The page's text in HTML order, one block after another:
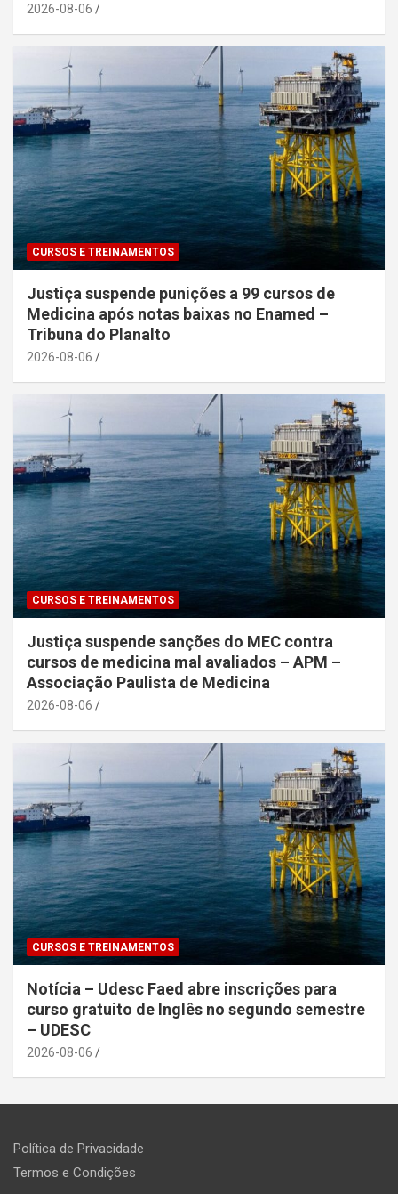
2026-08-06
CURSOS E TREINAMENTOS
Justiça suspende punições a 99 cursos de
Medicina após notas baixas no Enamed –
Tribuna do Planalto
2026-08-06
CURSOS E TREINAMENTOS
Justiça suspende sanções do MEC contra
cursos de medicina mal avaliados – APM –
Associação Paulista de Medicina
2026-08-06
CURSOS E TREINAMENTOS
Notícia – Udesc Faed abre inscrições para
curso gratuito de Inglês no segundo semestre
– UDESC
2026-08-06
Política de Privacidade
Termos e Condições